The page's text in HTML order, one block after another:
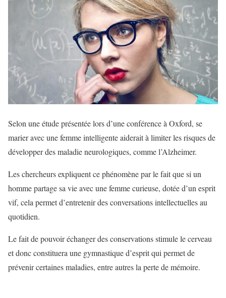
Selon une étude présentée lors d’une conférence à Oxford, se
marier avec une femme intelligente aiderait à limiter les risques de
développer des maladie neurologiques, comme l’Alzheimer.
Les chercheurs expliquent ce phénomène par le fait que si un
homme partage sa vie avec une femme curieuse, dotée d’un esprit
vif, cela permet d’entretenir des conversations intellectuelles au
quotidien.
Le fait de pouvoir échanger des conservations stimule le cerveau
et donc constituera une gymnastique d’esprit qui permet de
prévenir certaines maladies, entre autres la perte de mémoire.